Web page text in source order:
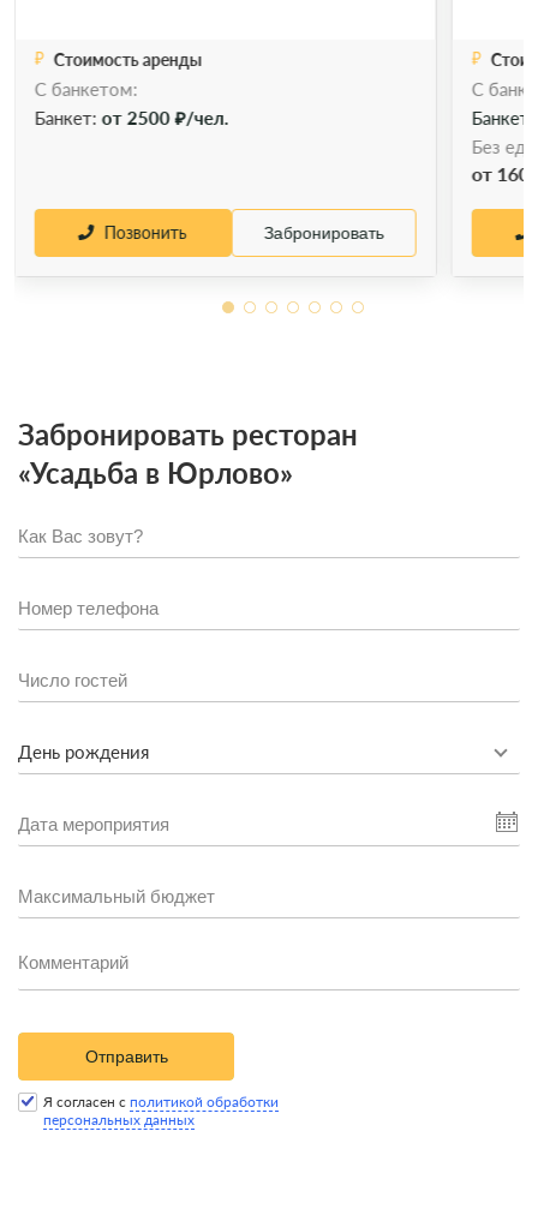
Стоимость аренды
С банкетом:
Банкет:от 2500 ₽/чел.
Позвонить Забронировать
C
Банкет:
Без
от
Забронировать ресторан
«Усадьба в Юрлово»
День рождения
Отправить
Я согласен с политикой обработки
персональных данных